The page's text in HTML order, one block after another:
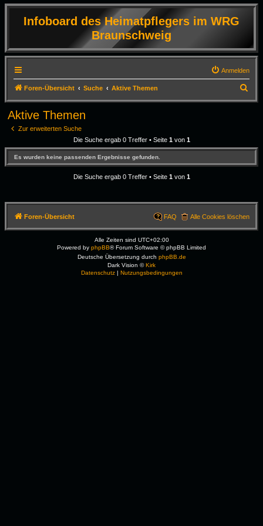
Infoboard des Heimatpflegers im WRG
Braunschweig
Anmelden
Foren-Übersicht Suche Aktive Themen
u
Aktive Themen
Zur erweiterten Suche
Die Suche ergab 0 Treffer • Seite 1von 1
Es wurden keine passenden Ergebnisse gefunden.
Die Suche ergab 0 Treffer • Seite 1von 1
Foren-Übersicht Alle Cookies löschen
FAQ
Alle Zeiten sind UTC+02:00
Powered by phpBB® Forum Software © phpBB Limited
Deutsche Übersetzung durch phpBB.de
Dark Vision ©Kirk
Datenschutz| Nutzungsbedingungen